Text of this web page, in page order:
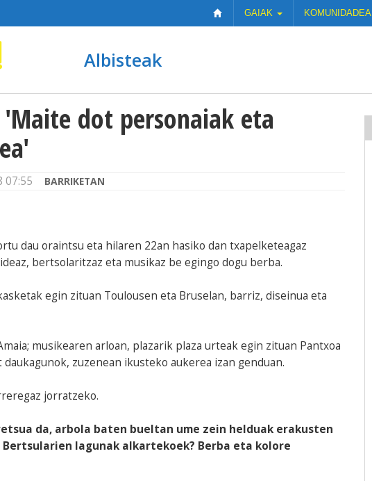
GAIAK KOMUNIDADEA
Albisteak
dot personaiak eta
07:55 BARRIKETAN
dau oraintsu eta hilaren 22an hasiko dan txapelketeagaz
bertsolaritzaz eta musikaz be egingo dogu berba.
egin zituan Toulousen eta Bruselan, barriz, diseinua eta
musikearen arloan, plazarik plaza urteak egin zituan Pantxoa
zuzenean ikusteko aukerea izan genduan.
jorratzeko.
da, arbola baten bueltan ume zein helduak erakusten
lagunak alkartekoek? Berba eta kolore